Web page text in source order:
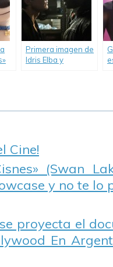
Primera imagen de
Idris Elba y
Cine!
(Swan
y no te lo
proyecta el
En